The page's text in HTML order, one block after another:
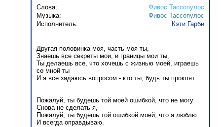
Слова:
Фивос Тассопулос
Музыка:
Фивос Тассопулос
Исполнитель:
Кэти Гарби
Другая половинка моя, часть моя ты,
Знаешь все секреты мои, и границы мои ты,
Ты делаешь все, что хочешь с жизнью моей, играешь
со мной ты
И я все задаюсь вопросом - кто ты, будь ты проклят.
Пожалуй, ты будешь той моей ошибкой, что не могу
Снова не сделать я,
Пожалуй, ты будешь той ошибкой моей, что я люблю
И всегда оправдываю.